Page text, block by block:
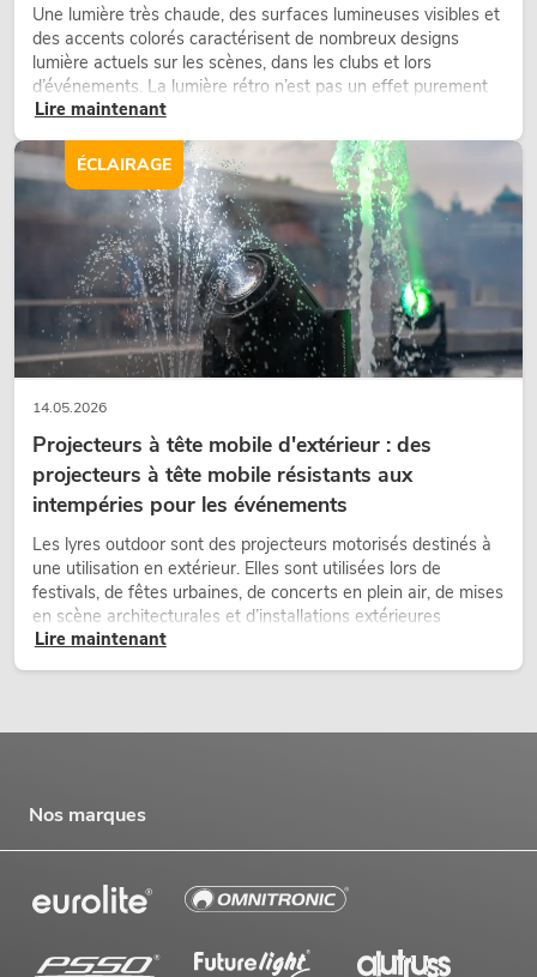
Une lumière très chaude, des surfaces lumineuses visibles et
des accents colorés caractérisent de nombreux designs
lumière actuels sur les scènes, dans les clubs et lors
d’événements. La lumière rétro n’est pas un effet purement
nostalgique, mais un outil de conception utilisé de manière
scènes et peut rendre les configurations LED techniques plus
émotionnelles.
Lire maintenant
14.05.2026
Projecteurs à tête mobile d'extérieur : des
projecteurs à tête mobile résistants aux
intempéries pour les événements
Les lyres outdoor sont des projecteurs motorisés destinés à
une utilisation en extérieur. Elles sont utilisées lors de
festivals, de fêtes urbaines, de concerts en plein air, de mises
en scène architecturales et d’installations extérieures
temporaires.
Lire maintenant
ÉCLAIRAGE
Nos marques